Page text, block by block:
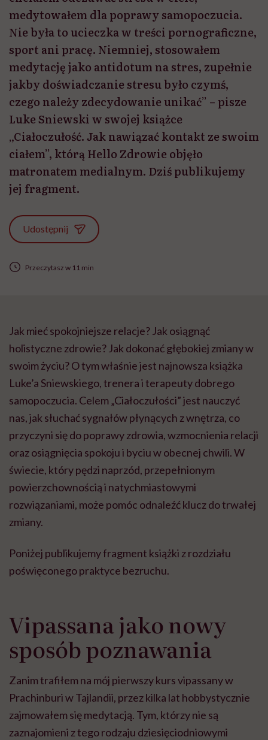
medytowałem dla poprawy samopoczucia.
Nie była to ucieczka w treści pornograficzne,
sport ani pracę. Niemniej, stosowałem
medytację jako antidotum na stres, zupełnie
jakby doświadczanie stresu było czymś,
czego należy zdecydowanie unikać” – pisze
Luke Sniewski w swojej książce
„Ciałoczułość. Jak nawiązać kontakt ze swoim
ciałem”, którą Hello Zdrowie objęło
matronatem medialnym. Dziś publikujemy
jej fragment.
Udostępnij
Przeczytasz w 11 min
Jak mieć spokojniejsze relacje? Jak osiągnąć
holistyczne zdrowie? Jak dokonać głębokiej zmiany w
swoim życiu? O tym właśnie jest najnowsza książka
Luke’a Sniewskiego, trenera i terapeuty dobrego
samopoczucia. Celem „Ciałoczułości” jest nauczyć
nas, jak słuchać sygnałów płynących z wnętrza, co
przyczyni się do poprawy zdrowia, wzmocnienia relacji
oraz osiągnięcia spokoju i byciu w obecnej chwili. W
świecie, który pędzi naprzód, przepełnionym
powierzchownością i natychmiastowymi
rozwiązaniami, może pomóc odnaleźć klucz do trwałej
zmiany.
Poniżej publikujemy fragment książki z rozdziału
poświęconego praktyce bezruchu.
Vipassana jako nowy
sposób poznawania
Zanim trafiłem na mój pierwszy kurs vipassany w
Prachinburi w Tajlandii, przez kilka lat hobbystycznie
zajmowałem się medytacją. Tym, którzy nie są
zaznajomieni z tego rodzaju dziesięciodniowymi